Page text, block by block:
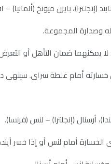
(إنجلترا)، بايرن ميونخ
أرسنال (إنجلترا) – لنس (فرنسا).